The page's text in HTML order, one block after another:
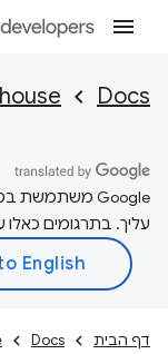
Docs
עליך. בתרגומים כאלו
דף הבית Docs